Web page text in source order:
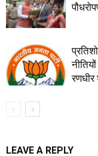
रणधीर
LEAVE A REPLY